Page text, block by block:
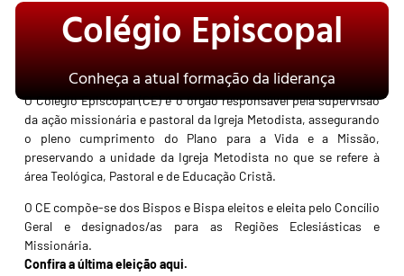
Colégio Episcopal
Conheça a atual formação da liderança
O Colégio Episcopal (CE) é o órgão responsável pela supervisão
da ação missionária e pastoral da Igreja Metodista, assegurando
o pleno cumprimento do Plano para a Vida e a Missão,
preservando a unidade da Igreja Metodista no que se refere à
área Teológica, Pastoral e de Educação Cristã.
O CE compõe-se dos Bispos e Bispa eleitos e eleita pelo Concílio
Geral e designados/as para as Regiões Eclesiásticas e
Missionária.
Confira a última eleição aqui.